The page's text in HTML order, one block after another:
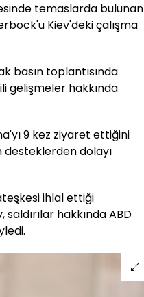
temaslarda bulunan
Kiev'deki çalışma
basın toplantısında
gelişmeler hakkında
9 kez ziyaret ettiğini
dolayı
ihlal ettiği
hakkında ABD